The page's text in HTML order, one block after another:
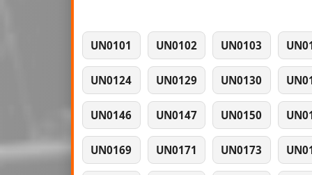
UN0101 UN0102 UN0103
UN0124 UN0129 UN0130
UN0146 UN0147 UN0150
UN0169 UN0171 UN0173